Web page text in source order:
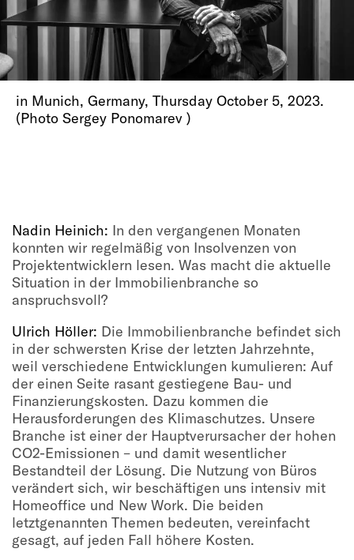
in Munich, Germany, Thursday October 5, 2023.
(Photo Sergey Ponomarev )
Nadin Heinich: In den vergangenen Monaten
konnten wir regelmäßig von Insolvenzen von
Projektentwicklern lesen. Was macht die aktuelle
Situation in der Immobilienbranche so
anspruchsvoll?
Ulrich Höller: Die Immobilienbranche befindet sich
in der schwersten Krise der letzten Jahrzehnte,
weil verschiedene Entwicklungen kumulieren: Auf
der einen Seite rasant gestiegene Bau- und
Finanzierungskosten. Dazu kommen die
Herausforderungen des Klimaschutzes. Unsere
Branche ist einer der Hauptverursacher der hohen
CO2-Emissionen – und damit wesentlicher
Bestandteil der Lösung. Die Nutzung von Büros
verändert sich, wir beschäftigen uns intensiv mit
Homeoffice und New Work. Die beiden
letztgenannten Themen bedeuten, vereinfacht
gesagt, auf jeden Fall höhere Kosten.